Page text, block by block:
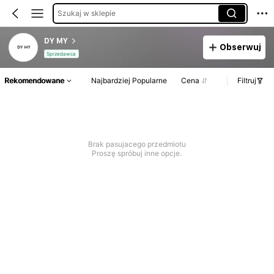
Szukaj w sklepie
DY MY
Sprzedawca
Obserwuj
Rekomendowane Najbardziej Popularne Cena Filtruj
Brak pasujacego przedmiotu
Proszę spróbuj inne opcje.